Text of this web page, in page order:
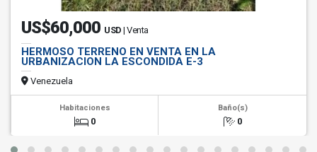
US$60,000 USD | Venta
HERMOSO TERRENO EN VENTA EN LA
URBANIZACION LA ESCONDIDA E-3
Venezuela
Habitaciones
0
Baño(s)
0